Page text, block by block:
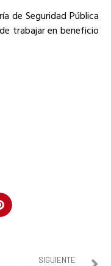
de Seguridad Pública
trabajar en beneficio
SIGUIENTE